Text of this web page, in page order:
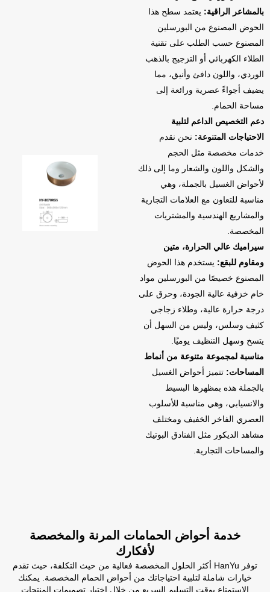
بالمشاعر الراقية: يعتمد سطح هذا
الحوض المصنوع من البورسلين
المصنوع حسب الطلب على تقنية
الطلاء الكهربائي أو التزجيج بالذهب
الوردي، واللون دافئ وأنيق، مما
يضيف أجواءً عصرية ورائعة إلى
مساحة الحمام.
دعم التخصيص الداعم لتلبية
الاحتياجات المتنوعة: نحن نقدم
خدمات مخصصة مثل الحجم
والشكل واللون والشعار وما إلى ذلك
لأحواض الغسيل بالجملة، وهي
مناسبة للتعاون مع العلامات التجارية
والمشاريع الهندسية والمشتريات
المخصصة.
سيراميك عالي الحرارة، متين
ومقاوم للبقع: يستخدم هذا الحوض
المصنوع خصيصًا من البورسلين مواد
خام خزفية عالية الجودة، وحرق على
درجة حرارة عالية، وطلاء زجاجي
كثيف وسلس، وليس من السهل أن
يتسخ وسهل التنظيف يوميًا.
مناسبة لمجموعة متنوعة من أنماط
المساحات: تتميز أحواض الغسيل
بالجملة هذه بمظهرها البسيط
والانسيابي، وهي مناسبة للأسلوب
العصري الفاخر الخفيف ومختلف
مشاهد الديكور مثل الفنادق البوتيك
والمساحات التجارية.
خدمة أحواض الحمامات المرنة والمخصصة
لأفكارك
توفر HanYu أكثر الحلول المخصصة فعالية من حيث التكلفة، حيث تقدم
خيارات شاملة لتلبية احتياجاتك من أحواض الحمام المخصصة. يمكنك
الاستمتاع بوقت التسليم السريع من خلال اختيار تصميمات المنتجات